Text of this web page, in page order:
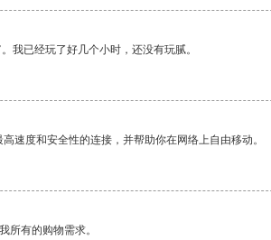
我已经玩了好几个小时，还没有玩腻。
速度和安全性的连接，并帮助你在网络上自由移动。
所有的购物需求。